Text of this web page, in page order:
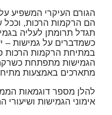
הגורם העיקרי המשפיע
הם הרקמות הרכות, וככל
תגדל תרומתן לעליה
כשמדברים על גמישות –
במתיחת הרקמות הרכות
הגמישות מתפתחת
מתארכים באמצעות
להלן מספר דוגמאות
אימוני הגמישות ושיעורי